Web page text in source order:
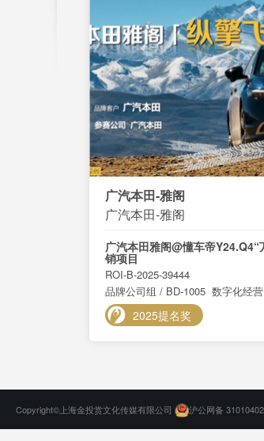
广汽本田-雅阁
广汽本田-雅阁
广汽本田雅阁@懂车帝Y24.Q4“
销项目
ROI-B-2025-39444
品牌公司组 / BD-1005 数字化经营
2025提名奖
Copyright©上海金投赏文化传媒有限公司 沪公网备